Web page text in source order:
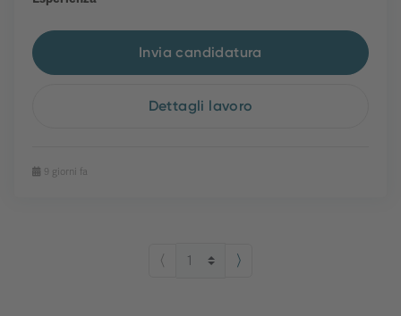
Invia candidatura
Dettagli lavoro
9 giorni fa
⟨ ⟩